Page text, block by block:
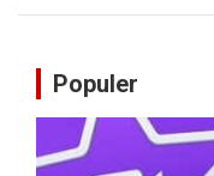
Populer